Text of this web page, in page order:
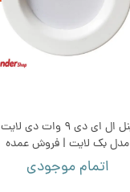
پنل ال ای دی 9 وات دی لایت
مدل بک لایت | فروش عمده
اتمام موجودی